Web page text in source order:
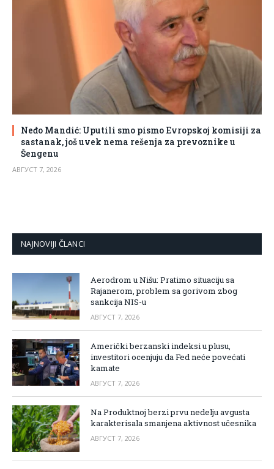
Neđo Mandić: Uputili smo pismo Evropskoj komisiji za
sastanak, još uvek nema rešenja za prevoznike u
Šengenu
АВГУСТ 7, 2026
NAJNOVIJI ČLANCI
Aerodrom u Nišu: Pratimo situaciju sa
Rajanerom, problem sa gorivom zbog
sankcija NIS-u
АВГУСТ 7, 2026
Američki berzanski indeksi u plusu,
investitori ocenjuju da Fed neće povećati
kamate
АВГУСТ 7, 2026
Na Produktnoj berzi prvu nedelju avgusta
karakterisala smanjena aktivnost učesnika
АВГУСТ 7, 2026